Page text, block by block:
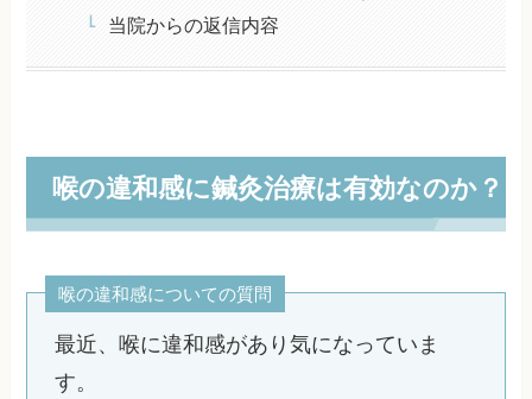
当院からの返信内容
喉の違和感に鍼灸治療は有効なのか？
喉の違和感についての質問
最近、喉に違和感があり気になっていま
す。